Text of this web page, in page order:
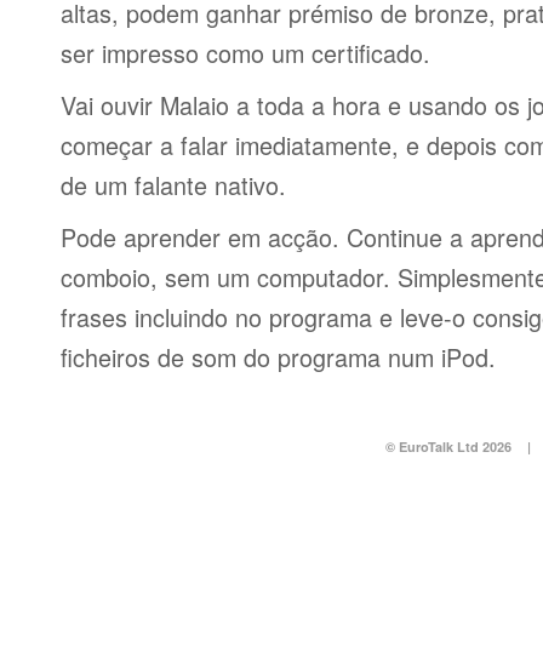
altas, podem ganhar prémiso de bronze,
ser impresso como um certificado.
Vai ouvir Malaio a toda a hora e usando os
começar a falar imediatamente, e depois
de um falante nativo.
Pode aprender em acção. Continue a
comboio, sem um computador.
frases incluindo no programa e leve-o
ficheiros de som do programa num iPod.
© EuroTalk Ltd 2026 |